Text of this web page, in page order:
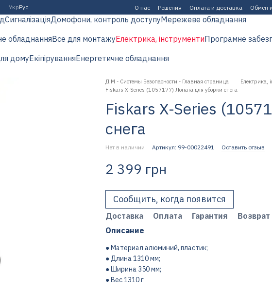
УкрРус О нас Решения Оплата и доставка Обмен
СигналізаціяДомофони, контроль доступуМережеве обладнання
обладнанняВсе для монтажуЕлектрика, інструментиПрограмне
домуЕкіпіруванняЕнергетичне обладнання
ДіМ - Системы Безопасности - Главная страница Електрика,
Fiskars X-Series (1057177) Лопата для уборки снега
Fiskars X-Series
снега
Нет в наличии Артикул: 99-00022491 Оставить отзыв
2 399 грн
Сообщить, когда появится
Доставка Оплата Гарантия
Возврат
Описание
● Материал алюминий, пластик;
● Длина 1310 мм;
● Ширина 350 мм;
● Вес 1310 г